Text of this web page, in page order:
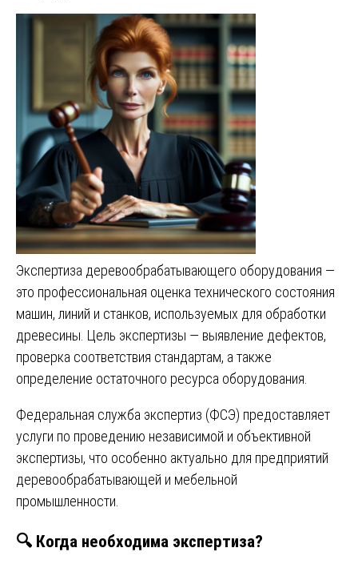
Экспертиза деревообрабатывающего оборудования —
это профессиональная оценка технического состояния
машин, линий и станков, используемых для обработки
древесины. Цель экспертизы — выявление дефектов,
проверка соответствия стандартам, а также
определение остаточного ресурса оборудования.
Федеральная служба экспертиз (ФСЭ) предоставляет
услуги по проведению независимой и объективной
экспертизы, что особенно актуально для предприятий
деревообрабатывающей и мебельной
промышленности.
🔍 Когда необходима экспертиза?